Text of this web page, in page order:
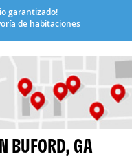
garantizado!
de habitaciones
BUFORD, GA